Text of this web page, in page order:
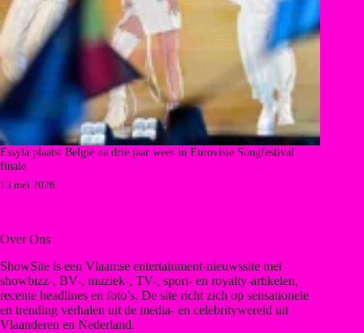
Essyla plaatst België na drie jaar weer in Eurovisie Songfestival
finale
13 mei 2026
Over Ons
ShowSite is een Vlaamse entertainment-nieuwssite met
showbizz-, BV-, muziek-, TV-, sport- en royalty-artikelen,
recente headlines en foto’s. De site richt zich op sensationele
en trending verhalen uit de media- en celebritywereld uit
Vlaanderen en Nederland.